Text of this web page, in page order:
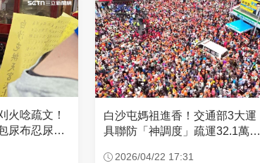
火唸疏文！
尿布忍尿5
白沙屯媽祖進香！交通部3大運
具聯防「神調度」疏運32.1萬創
2026/04/22 17:31